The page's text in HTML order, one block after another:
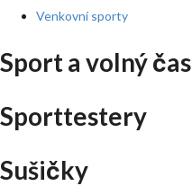
Venkovní sporty
Sport a volný čas
Sporttestery
Sušičky